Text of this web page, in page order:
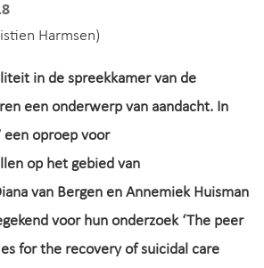
Harmsen)
in de spreekkamer van de
een onderwerp van aandacht. In
een oproep voor
op het gebied van
van Bergen en Annemiek Huisman
voor hun onderzoek ‘The peer
for the recovery of suicidal care